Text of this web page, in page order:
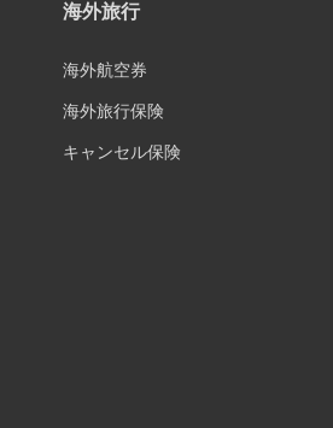
海外旅行
海外航空券
海外旅行保険
キャンセル保険